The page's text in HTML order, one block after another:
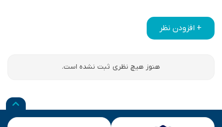
+ افزودن نظر
هنوز هیچ نظری ثبت نشده است.